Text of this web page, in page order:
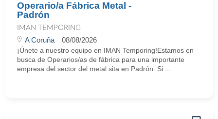
Operario/a Fábrica Metal -
Padrón
IMAN TEMPORING
A Coruña 08/08/2026
¡Únete a nuestro equipo en IMAN Temporing!Estamos en
busca de Operarios/as de fábrica para una importante
empresa del sector del metal sita en Padrón. Si ...